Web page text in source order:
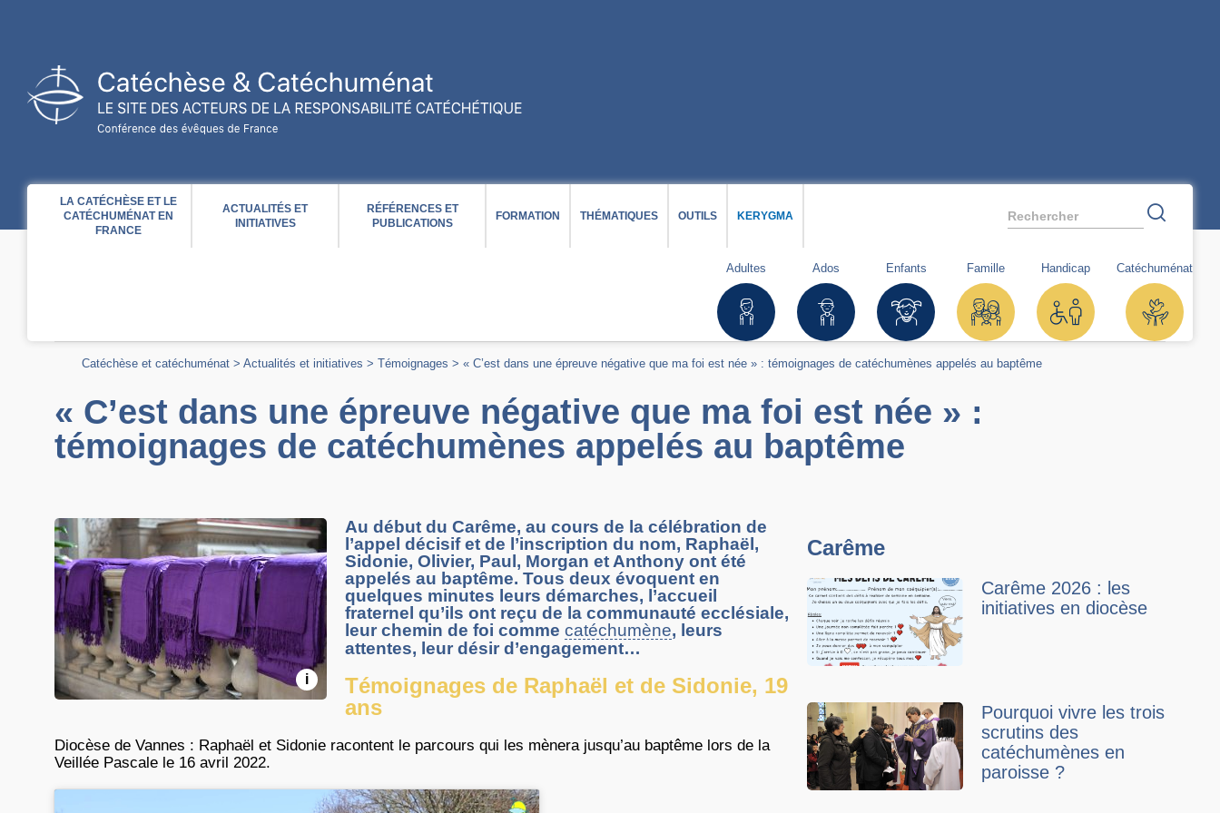
Rechercher
LA CATÉCHÈSE ET LE
CATÉCHUMÉNAT EN
FRANCE
ACTUALITÉS ET
INITIATIVES
RÉFÉRENCES ET
PUBLICATIONS
FORMATION THÉMATIQUES OUTILS KERYGMA
Adultes Ados Enfants Famille Handicap Catéchuménat
Catéchèse et catéchuménat > Actualités et initiatives > Témoignages > « C’est dans une épreuve négative que ma foi est née » : témoignages de catéchumènes appelés au baptême
« C’est dans une épreuve négative que ma foi est née » :
témoignages de catéchumènes appelés au baptême
i
Au début du Carême, au cours de la célébration de
l’appel décisif et de l’inscription du nom, Raphaël,
Sidonie, Olivier, Paul, Morgan et Anthony ont été
appelés au baptême. Tous deux évoquent en
quelques minutes leurs démarches, l’accueil
fraternel qu’ils ont reçu de la communauté ecclésiale,
leur chemin de foi comme catéchumène, leurs
attentes, leur désir d’engagement…
Témoignages de Raphaël et de Sidonie, 19
ans
Diocèse de Vannes : Raphaël et Sidonie racontent le parcours qui les mènera jusqu’au baptême lors de la
Veillée Pascale le 16 avril 2022.
Carême
Carême 2026 : les
initiatives en diocèse
Pourquoi vivre les trois
scrutins des
catéchumènes en
paroisse ?